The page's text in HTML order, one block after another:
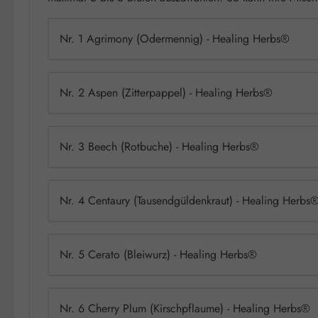
Nr. 1 Agrimony (Odermennig) - Healing Herbs®
Nr. 2 Aspen (Zitterpappel) - Healing Herbs®
Nr. 3 Beech (Rotbuche) - Healing Herbs®
Nr. 4 Centaury (Tausendgüldenkraut) - Healing
Nr. 5 Cerato (Bleiwurz) - Healing Herbs®
Nr. 6 Cherry Plum (Kirschpflaume) - Healing Herbs®